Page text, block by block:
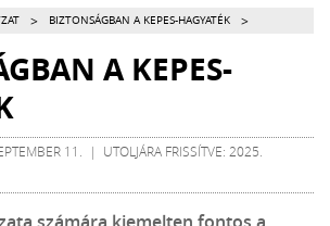
> BIZTONSÁGBAN A KEPES-HAGYATÉK >
A KEPES-
11. | UTOLJÁRA FRISSÍTVE: 2025.
számára kiemelten fontos a